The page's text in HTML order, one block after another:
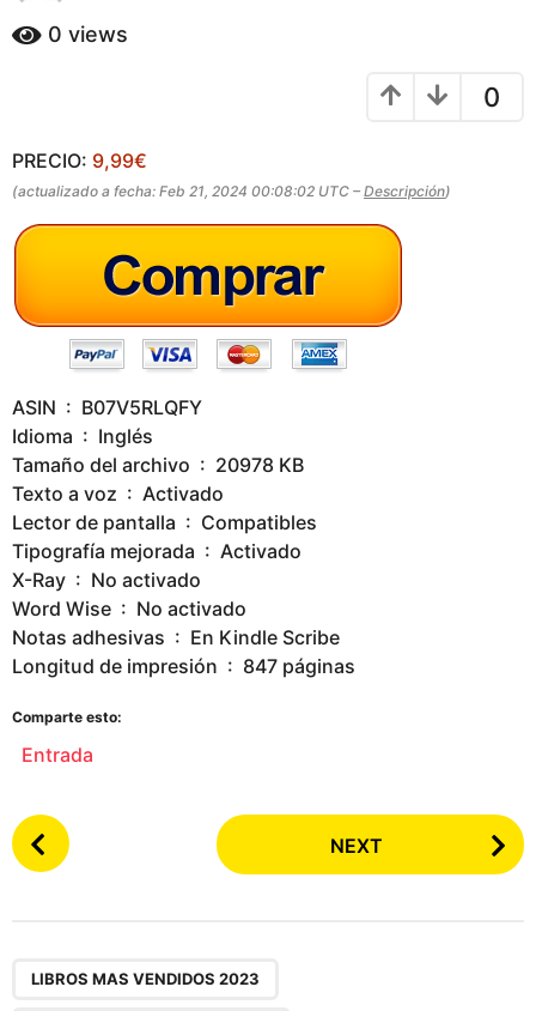
s
a
0 views
0
PRECIO: 9,99€
(actualizado a fecha: Feb 21, 2024 00:08:02 UTC – Descripción)
ASIN ‏ : ‎ B07V5RLQFY
Idioma ‏ : ‎ Inglés
Tamaño del archivo ‏ : ‎ 20978 KB
Texto a voz ‏ : ‎ Activado
Lector de pantalla ‏ : ‎ Compatibles
Tipografía mejorada ‏ : ‎ Activado
X-Ray ‏ : ‎ No activado
Word Wise ‏ : ‎ No activado
Notas adhesivas ‏ : ‎ En Kindle Scribe
Longitud de impresión ‏ : ‎ 847 páginas
Comparte esto:
Entrada
P
o
NEXT
LIBROS MAS VENDIDOS 2023